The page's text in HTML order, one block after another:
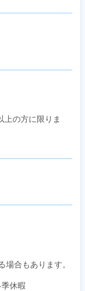
上の方に限りま
合もあります。
休暇